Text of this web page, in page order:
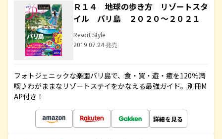
Ｒ１４ 地球の歩き方 リゾートスタ
イル バリ島 ２０２０～２０２１
Resort Style
2019.07.24 発売
フォトジェニックな楽園バリ島で、食・買・遊・癒を120％満
喫♪わがままなリゾートステイをかなえる最強ガイド。別冊M
AP付き！
詳細を見る